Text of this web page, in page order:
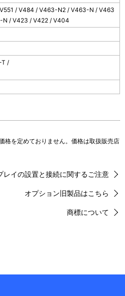
/ V484 / V463-N2 / V463-N / V463
/ V423 / V422 / V404
T /
格を定めておりません。価格は取扱販売店
レイの設置と接続に関するご注意
オプション旧製品はこちら
商標について